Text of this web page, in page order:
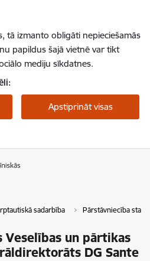
tā izmanto obligāti nepieciešamās
papildus šajā vietnē var tikt
mediju sīkdatnes.
Apstiprināt visas
sadarbība Pārstāvniecība
Veselības un pārtikas
DG Sante